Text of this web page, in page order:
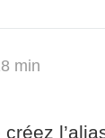
min